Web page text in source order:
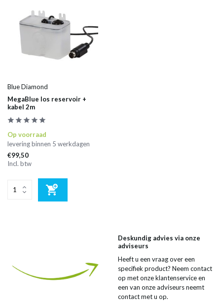
Blue Diamond
MegaBlue los reservoir +
kabel 2m
Op voorraad
levering binnen 5 werkdagen
€99,50
Incl. btw
Deskundig advies via onze
adviseurs
Heeft u een vraag over een
specifiek product? Neem contact
op met onze klantenservice en
een van onze adviseurs neemt
contact met u op.